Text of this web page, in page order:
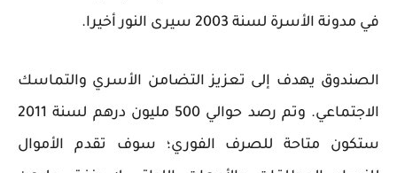
في مدونة الأسرة لسنة 2003 سيرى النور أخيرا.
الصندوق يهدف إلى تعزيز التضامن الأسري والتماسك
الاجتماعي. وتم رصد حوالي 500 مليون درهم لسنة 2011
ستكون متاحة للصرف الفوري؛ سوف تقدم الأموال